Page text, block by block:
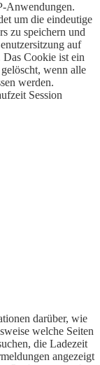
Anwendungen.
um die eindeutige
zu speichern und
auf
Das Cookie ist ein
wenn alle
werden.
Session
darüber, wie
welche Seiten
die Ladezeit
angezeigt